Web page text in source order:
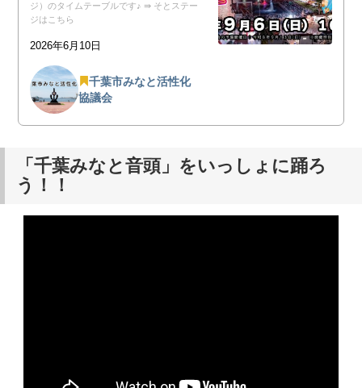
ジ）のタイムテーブルです♪ ⇛ そとステー
ジはこちら
2026年6月10日
千葉市みなと活性化
協議会
「千葉みなと音頭」をいっしょに踊ろ
う！！